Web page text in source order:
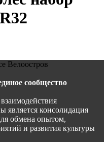
сообщество
является консолидация
обмена опытом,
и развития культуры